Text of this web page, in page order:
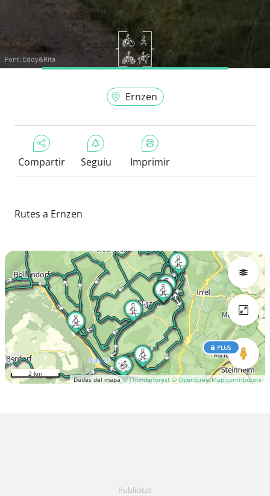
Font: Eddy&Rita
Ernzen
Compartir Seguiu Imprimir
Rutes a Ernzen
Dades del mapa© Thunderforest © OpenStreetMap contributors
PLUS
2 km
Publicitat